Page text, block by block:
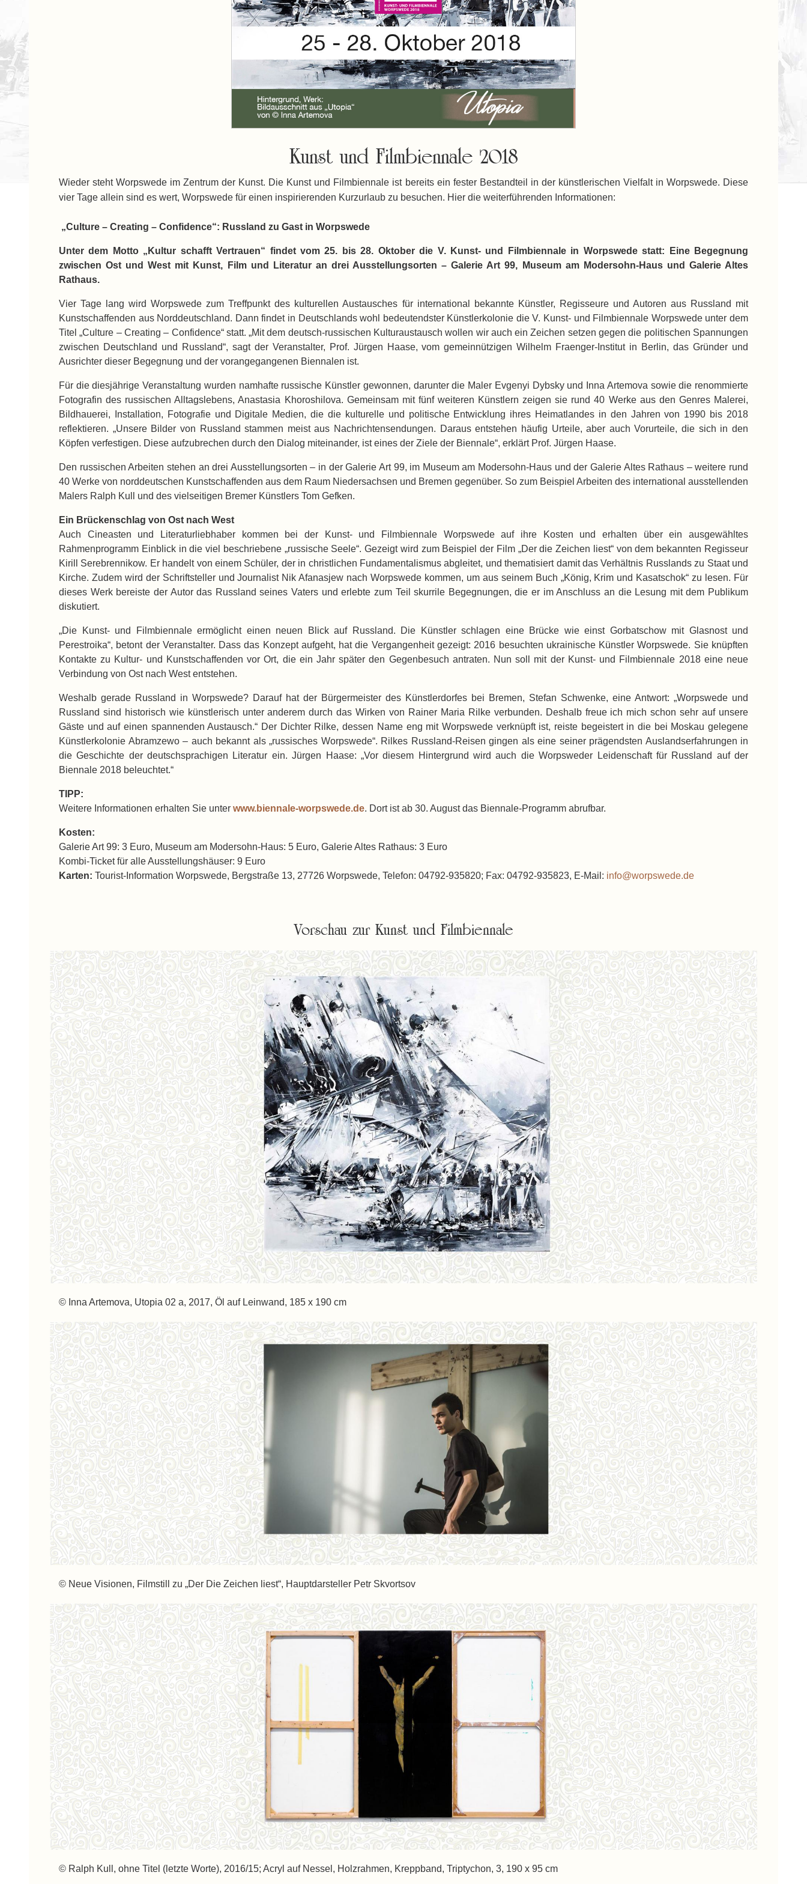
Kunst und Filmbiennale 2018
Wieder steht Worpswede im Zentrum der Kunst. Die Kunst und Filmbiennale ist bereits ein fester Bestandteil in der künstlerischen Vielfalt in Worpswede. Diese
vier Tage allein sind es wert, Worpswede für einen inspirierenden Kurzurlaub zu besuchen. Hier die weiterführenden Informationen:
„Culture – Creating – Confidence“: Russland zu Gast in Worpswede
Unter dem Motto „Kultur schafft Vertrauen“ findet vom 25. bis 28. Oktober die V. Kunst- und Filmbiennale in Worpswede statt: Eine Begegnung
zwischen Ost und West mit Kunst, Film und Literatur an drei Ausstellungsorten – Galerie Art 99, Museum am Modersohn-Haus und Galerie Altes
Rathaus.
Vier Tage lang wird Worpswede zum Treffpunkt des kulturellen Austausches für international bekannte Künstler, Regisseure und Autoren aus Russland mit
Kunstschaffenden aus Norddeutschland. Dann findet in Deutschlands wohl bedeutendster Künstlerkolonie die V. Kunst- und Filmbiennale Worpswede unter dem
Titel „Culture – Creating – Confidence“ statt. „Mit dem deutsch-russischen Kulturaustausch wollen wir auch ein Zeichen setzen gegen die politischen Spannungen
zwischen Deutschland und Russland“, sagt der Veranstalter, Prof. Jürgen Haase, vom gemeinnützigen Wilhelm Fraenger-Institut in Berlin, das Gründer und
Ausrichter dieser Begegnung und der vorangegangenen Biennalen ist.
Für die diesjährige Veranstaltung wurden namhafte russische Künstler gewonnen, darunter die Maler Evgenyi Dybsky und Inna Artemova sowie die renommierte
Fotografin des russischen Alltagslebens, Anastasia Khoroshilova. Gemeinsam mit fünf weiteren Künstlern zeigen sie rund 40 Werke aus den Genres Malerei,
Bildhauerei, Installation, Fotografie und Digitale Medien, die die kulturelle und politische Entwicklung ihres Heimatlandes in den Jahren von 1990 bis 2018
reflektieren. „Unsere Bilder von Russland stammen meist aus Nachrichtensendungen. Daraus entstehen häufig Urteile, aber auch Vorurteile, die sich in den
Köpfen verfestigen. Diese aufzubrechen durch den Dialog miteinander, ist eines der Ziele der Biennale“, erklärt Prof. Jürgen Haase.
Den russischen Arbeiten stehen an drei Ausstellungsorten – in der Galerie Art 99, im Museum am Modersohn-Haus und der Galerie Altes Rathaus – weitere rund
40 Werke von norddeutschen Kunstschaffenden aus dem Raum Niedersachsen und Bremen gegenüber. So zum Beispiel Arbeiten des international ausstellenden
Malers Ralph Kull und des vielseitigen Bremer Künstlers Tom Gefken.
Ein Brückenschlag von Ost nach West
Auch Cineasten und Literaturliebhaber kommen bei der Kunst- und Filmbiennale Worpswede auf ihre Kosten und erhalten über ein ausgewähltes
Rahmenprogramm Einblick in die viel beschriebene „russische Seele“. Gezeigt wird zum Beispiel der Film „Der die Zeichen liest“ von dem bekannten Regisseur
Kirill Serebrennikow. Er handelt von einem Schüler, der in christlichen Fundamentalismus abgleitet, und thematisiert damit das Verhältnis Russlands zu Staat und
Kirche. Zudem wird der Schriftsteller und Journalist Nik Afanasjew nach Worpswede kommen, um aus seinem Buch „König, Krim und Kasatschok“ zu lesen. Für
dieses Werk bereiste der Autor das Russland seines Vaters und erlebte zum Teil skurrile Begegnungen, die er im Anschluss an die Lesung mit dem Publikum
diskutiert.
„Die Kunst- und Filmbiennale ermöglicht einen neuen Blick auf Russland. Die Künstler schlagen eine Brücke wie einst Gorbatschow mit Glasnost und
Perestroika“, betont der Veranstalter. Dass das Konzept aufgeht, hat die Vergangenheit gezeigt: 2016 besuchten ukrainische Künstler Worpswede. Sie knüpften
Kontakte zu Kultur- und Kunstschaffenden vor Ort, die ein Jahr später den Gegenbesuch antraten. Nun soll mit der Kunst- und Filmbiennale 2018 eine neue
Verbindung von Ost nach West entstehen.
Weshalb gerade Russland in Worpswede? Darauf hat der Bürgermeister des Künstlerdorfes bei Bremen, Stefan Schwenke, eine Antwort: „Worpswede und
Russland sind historisch wie künstlerisch unter anderem durch das Wirken von Rainer Maria Rilke verbunden. Deshalb freue ich mich schon sehr auf unsere
Gäste und auf einen spannenden Austausch.“ Der Dichter Rilke, dessen Name eng mit Worpswede verknüpft ist, reiste begeistert in die bei Moskau gelegene
Künstlerkolonie Abramzewo – auch bekannt als „russisches Worpswede“. Rilkes Russland-Reisen gingen als eine seiner prägendsten Auslandserfahrungen in
die Geschichte der deutschsprachigen Literatur ein. Jürgen Haase: „Vor diesem Hintergrund wird auch die Worpsweder Leidenschaft für Russland auf der
Biennale 2018 beleuchtet.“
TIPP:
Weitere Informationen erhalten Sie unter www.biennale-worpswede.de. Dort ist ab 30. August das Biennale-Programm abrufbar.
Kosten:
Galerie Art 99: 3 Euro, Museum am Modersohn-Haus: 5 Euro, Galerie Altes Rathaus: 3 Euro
Kombi-Ticket für alle Ausstellungshäuser: 9 Euro
Karten: Tourist-Information Worpswede, Bergstraße 13, 27726 Worpswede, Telefon: 04792-935820; Fax: 04792-935823, E-Mail: info@worpswede.de
Vorschau zur Kunst und Filmbiennale
© Inna Artemova, Utopia 02 a, 2017, Öl auf Leinwand, 185 x 190 cm
© Neue Visionen, Filmstill zu „Der Die Zeichen liest“, Hauptdarsteller Petr Skvortsov
© Ralph Kull, ohne Titel (letzte Worte), 2016/15; Acryl auf Nessel, Holzrahmen, Kreppband, Triptychon, 3, 190 x 95 cm